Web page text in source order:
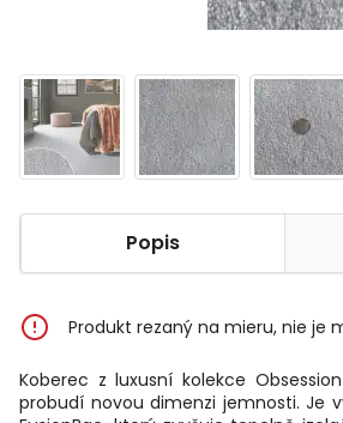
Popis
Produkt rezaný na mieru, nie je
Koberec z luxusní kolekce
probudí novou dimenzi jemnosti. Je